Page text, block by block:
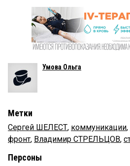
Умова Ольга
Метки
Сергей ШЕЛЕСТ, коммуникации,
фронт, Владимир СТРЕЛЬЦОВ,
Персоны